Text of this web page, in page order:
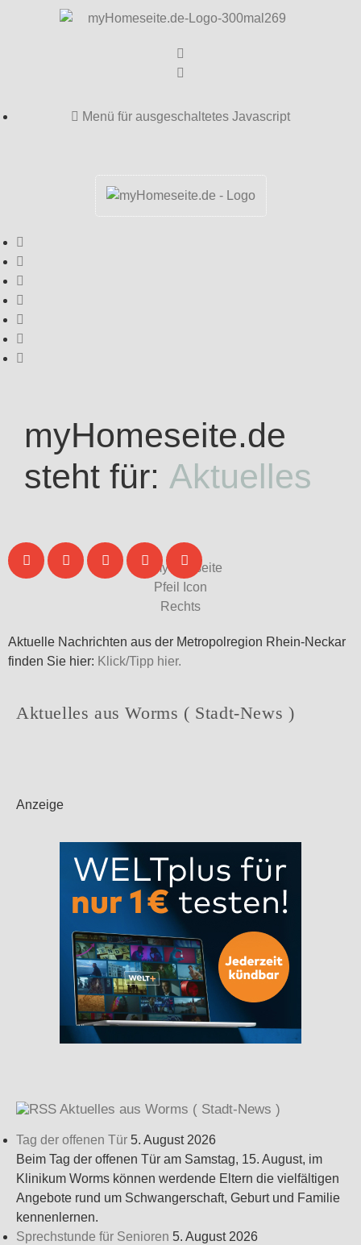
Menü für ausgeschaltetes Javascript
myHomeseite.de
steht für: Aktuelles
Aktuelle Nachrichten aus der Metropolregion Rhein-Neckar
finden Sie hier: Klick/Tipp hier.
Aktuelles aus Worms ( Stadt-News )
Anzeige
Aktuelles aus Worms ( Stadt-News )
Tag der offenen Tür 5. August 2026
Beim Tag der offenen Tür am Samstag, 15. August, im
Klinikum Worms können werdende Eltern die vielfältigen
Angebote rund um Schwangerschaft, Geburt und Familie
kennenlernen.
Sprechstunde für Senioren 5. August 2026